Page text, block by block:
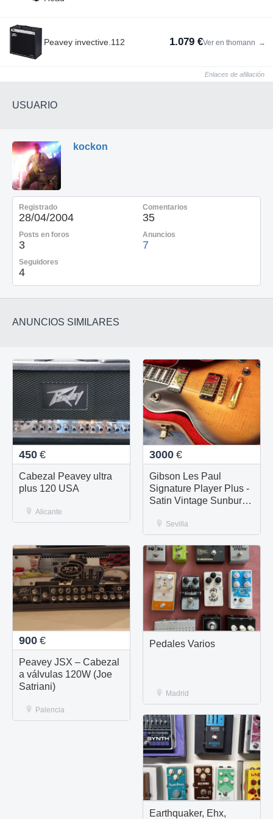
Peavey invective.112 1.079 €Ver en thomann →
Enlaces de afiliación
USUARIO
kockon
Registrado
28/04/2004
Comentarios
35
Posts en foros
3
Anuncios
7
Seguidores
4
ANUNCIOS SIMILARES
450 €
Cabezal Peavey ultra
plus 120 USA
Alicante
3000 €
Gibson Les Paul
Signature Player Plus -
Satin Vintage Sunburst
Metal Gold
Sevilla
900 €
Peavey JSX – Cabezal
a válvulas 120W (Joe
Satriani)
Palencia
Pedales Varios
Madrid
Earthquaker, Ehx,